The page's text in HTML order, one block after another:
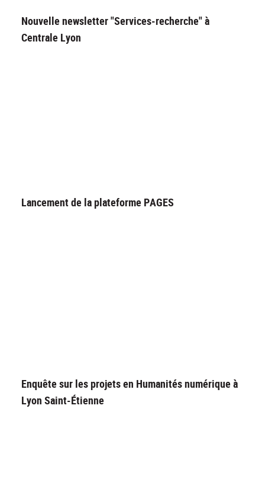
Nouvelle newsletter "Services-recherche" à
Centrale Lyon
Lancement de la plateforme PAGES
Enquête sur les projets en Humanités numérique à
Lyon Saint-Étienne